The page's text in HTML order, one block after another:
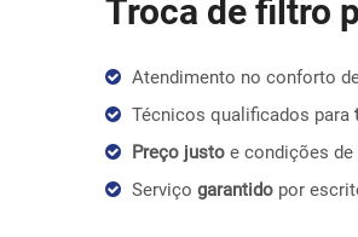
Troca de filtro
Atendimento no conforto
Técnicos qualificados para
Preço justo e condições
Serviço garantido por